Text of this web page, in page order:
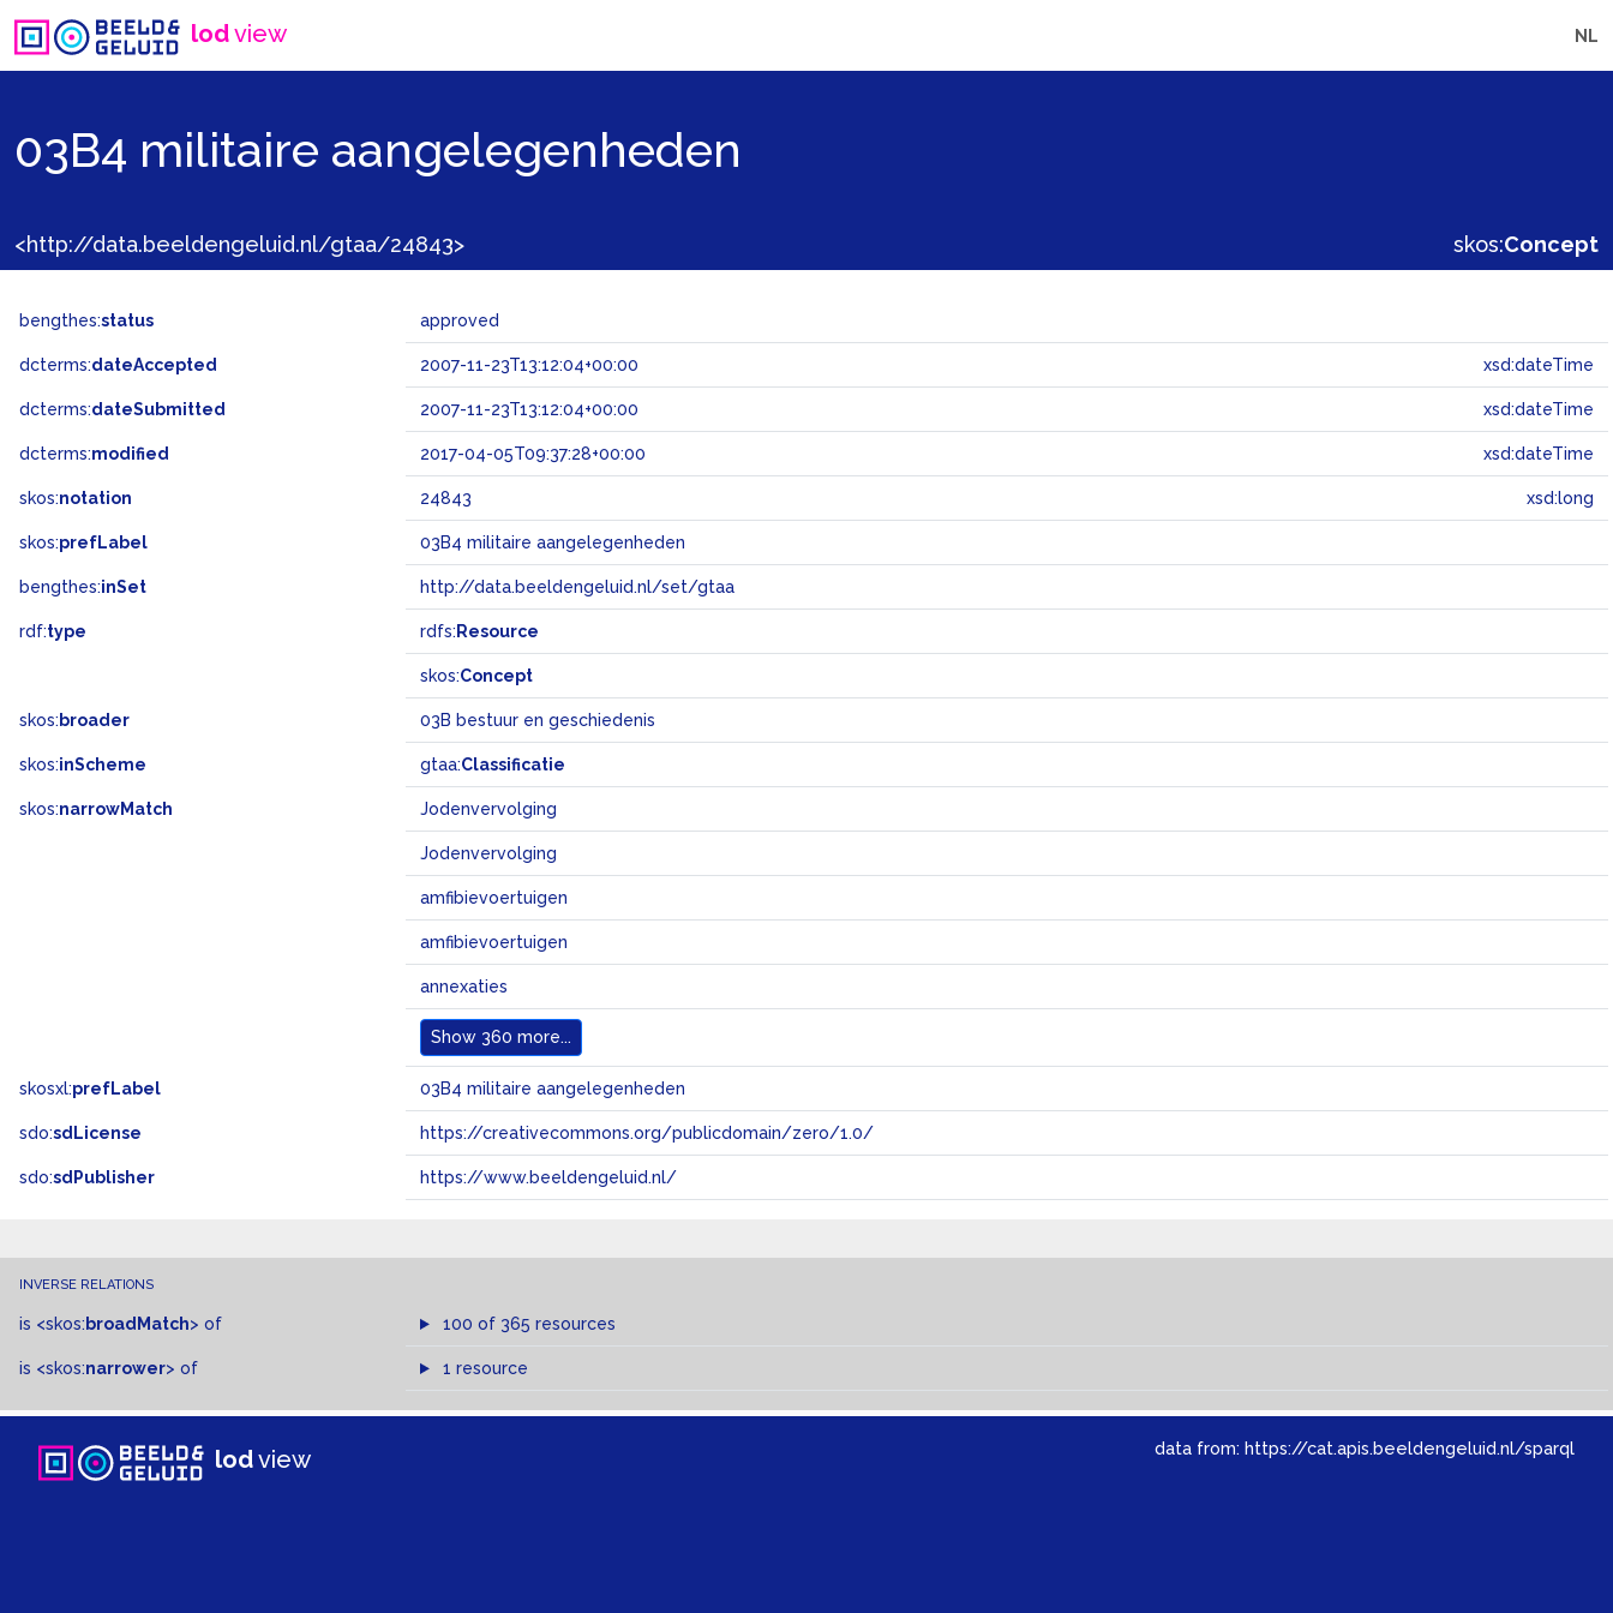
lodview NL
03B4 militaire aangelegenheden
<http://data.beeldengeluid.nl/gtaa/24843> skos:Concept
bengthes:status approved
dcterms:dateAccepted 2007-11-23T13:12:04+00:00 xsd:dateTime
dcterms:dateSubmitted 2007-11-23T13:12:04+00:00 xsd:dateTime
dcterms:modified 2017-04-05T09:37:28+00:00 xsd:dateTime
skos:notation 24843 xsd:long
skos:prefLabel 03B4 militaire aangelegenheden
bengthes:inSet http://data.beeldengeluid.nl/set/gtaa
rdf:type rdfs: Resource
skos:Concept
skos: broader 03B bestuur en geschiedenis
skos:inScheme gtaa:Classificatie
skos:narrowMatch Jodenvervolging
Jodenvervolging
amfibievoertuigen
amfibievoertuigen
annexaties
Show 360 more...
skosxl:prefLabel 03B4 militaire aangelegenheden
sdo:sdLicense https://creativecommons.org/publicdomain/zero/1.0/
sdo:sdPublisher https://www.beeldengeluid.nl/
INVERSE RELATIONS
is <skos: broadMatch> of 100 of 365 resources
is <skos:narrower> of 1 resource
lodview data from: https://cat.apis.beeldengeluid.nl/sparql